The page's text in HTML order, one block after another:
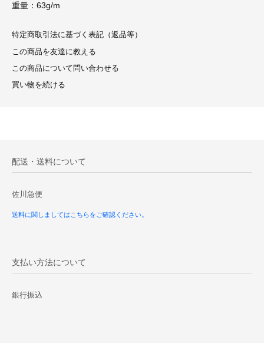
重量：63g/m
特定商取引法に基づく表記（返品等）
この商品を友達に教える
この商品について問い合わせる
買い物を続ける
配送・送料について
佐川急便
送料に関しましてはこちらをご確認ください。
支払い方法について
銀行振込